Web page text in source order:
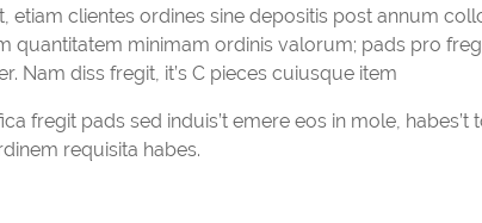
clientes ordines sine depositis post annum
quantitatem minimam ordinis valorum; pads pro
Nam diss fregit, it’s C pieces cuiusque item
fregit pads sed induis’t emere eos in mole,
requisita habes.